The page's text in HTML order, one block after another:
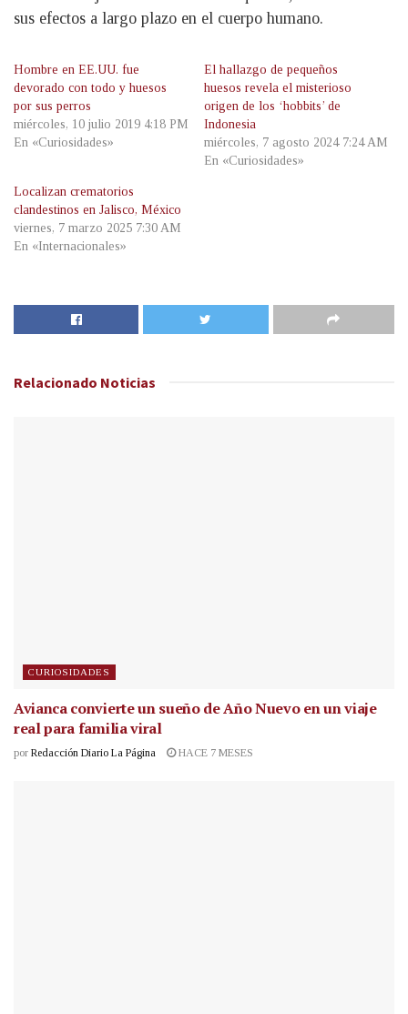
sus efectos a largo plazo en el cuerpo humano.
Hombre en EE.UU. fue
devorado con todo y huesos
por sus perros
miércoles, 10 julio 2019 4:18 PM
En «Curiosidades»
El hallazgo de pequeños
huesos revela el misterioso
origen de los ‘hobbits’ de
Indonesia
miércoles, 7 agosto 2024 7:24 AM
En «Curiosidades»
Localizan crematorios
clandestinos en Jalisco, México
viernes, 7 marzo 2025 7:30 AM
En «Internacionales»
Relacionado Noticias
CURIOSIDADES
Avianca convierte un sueño de Año Nuevo en un viaje
real para familia viral
por Redacción Diario La Página HACE 7 MESES